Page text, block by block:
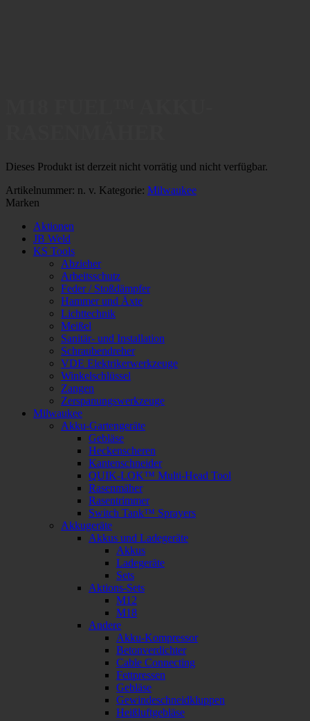
Dieses Produkt ist derzeit nicht vorrätig und nicht verfügbar.
Artikelnummer: n. v. Kategorie: Milwaukee
Marken
Aktionen
JB Weld
KS Tools
Abzieher
Arbeitsschutz
Feder / Stoßdämpfer
Hammer und Äxte
Lichttechnik
Meißel
Sanitär- und Installation
Schraubendreher
VDE Elektrikerwerkzeuge
Winkelschlüssel
Zangen
Zerspanungswerkzeuge
Milwaukee
Akku-Gartengeräte
Gebläse
Heckenscheren
Kantenschneider
QUIK-LOK™ Multi-Head Tool
Rasenmäher
Rasentrimmer
Switch Tank™ Sprayers
Akkugeräte
Akkus und Ladegeräte
Akkus
Ladegeräte
Sets
Aktions-Sets
M12
M18
Andere
Akku-Kompressor
Betonverdichter
Cable Connecting
Fettpressen
Gebläse
Gewindeschneidkluppen
Heißluftgebläse